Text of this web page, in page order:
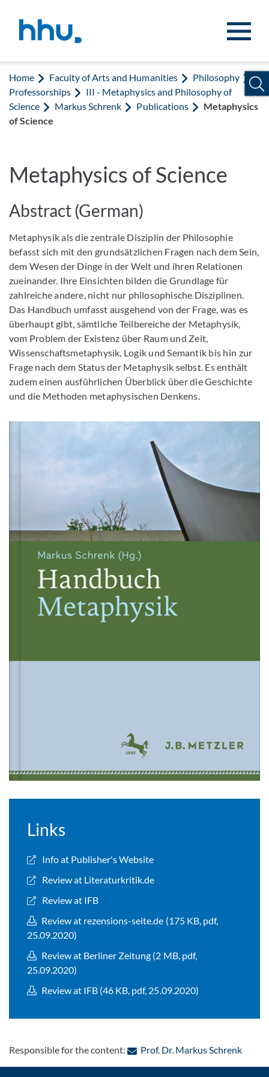
Home Faculty of Arts and Humanities
Philosophy
Professorships
III - Metaphysics and Philosophy of
Science
Markus Schrenk Publications
Metaphysics
of Science
Metaphysics of Science
Abstract (German)
Metaphysik als die zentrale Disziplin der Philosophie
befasst sich mit den grundsätzlichen Fragen nach dem Sein,
dem Wesen der Dinge in der Welt und ihren Relationen
zueinander. Ihre Einsichten bilden die Grundlage für
zahlreiche andere, nicht nur philosophische Disziplinen.
Das Handbuch umfasst ausgehend von der Frage, was es
überhaupt gibt, sämtliche Teilbereiche der Metaphysik,
vom Problem der Existenz über Raum und Zeit,
Wissenschaftsmetaphysik, Logik und Semantik bis hin zur
Frage nach dem Status der Metaphysik selbst. Es enthält
zudem einen ausführlichen Überblick über die Geschichte
und die Methoden metaphysischen Denkens.
Links
Info at Publisher's Website
Review at Literaturkritik.de
Review at IFB
Review at rezensions-seite.de (175 KB, pdf,
25.09.2020)
Review at Berliner Zeitung (2 MB, pdf,
25.09.2020)
Review at IFB (46 KB, pdf, 25.09.2020)
Responsible for the content: Prof. Dr. Markus Schrenk: